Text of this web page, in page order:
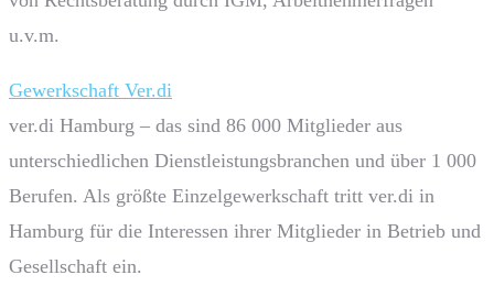
u.v.m.
Gewerkschaft Ver.di
ver.di Hamburg – das sind 86 000 Mitglieder aus
unterschiedlichen Dienstleistungsbranchen und über 1 000
Berufen. Als größte Einzelgewerkschaft tritt ver.di in
Hamburg für die Interessen ihrer Mitglieder in Betrieb und
Gesellschaft ein.